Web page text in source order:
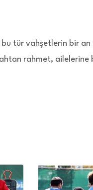
tür vahşetlerin bir an
rahmet,